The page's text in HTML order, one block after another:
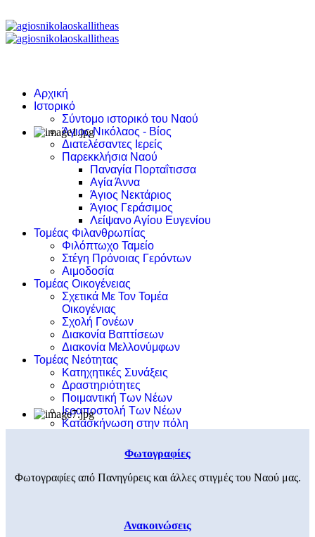
Αρχική
Ιστορικό
Σύντομο ιστορικό του Ναού
Άγιος Νικόλαος - Βίος
Διατελέσαντες Ιερείς
Παρεκκλήσια Ναού
Παναγία Πορταΐτισσα
Αγία Άννα
Άγιος Νεκτάριος
Άγιος Γεράσιμος
Λείψανο Αγίου Ευγενίου
Τομέας Φιλανθρωπίας
Φιλόπτωχο Ταμείο
Στέγη Πρόνοιας Γερόντων
Αιμοδοσία
Τομέας Οικογένειας
Σχετικά Με Τον Τομέα
Οικογένιας
Σχολή Γονέων
Διακονία Βαπτίσεων
Διακονία Μελλονύμφων
Τομέας Νεότητας
Κατηχητικές Συνάξεις
Δραστηριότητες
Ποιμαντική Των Νέων
Ιεραποστολή Των Νέων
Κατασκήνωση στην πόλη
Φωτογραφίες
Φωτογραφίες από Πανηγύρεις και άλλες στιγμές του Ναού μας.
Ανακοινώσεις